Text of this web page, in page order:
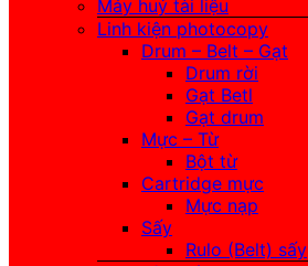
Máy huỷ tài liệu
Linh kiện photocopy
Drum – Belt – Gạt
Drum rời
Gạt Betl
Gạt drum
Mực – Từ
Bột từ
Cartridge mực
Mực nạp
Sấy
Rulo (Belt) sấy